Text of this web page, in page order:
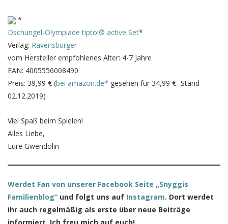
*
Dschungel-Olympiade tiptoi® active Set*
Verlag: Ravensburger
vom Hersteller empfohlenes Alter: 4-7 Jahre
EAN: 4005556008490
Preis: 39,99 € (bei amazon.de* gesehen für 34,99 €- Stand
02.12.2019)
Viel Spaß beim Spielen!
Alles Liebe,
Eure Gwendolin
Werdet Fan von unserer Facebook Seite „Snyggis
Familienblog“ und folgt uns auf Instagram. Dort werdet
ihr auch regelmäßig als erste über neue Beiträge